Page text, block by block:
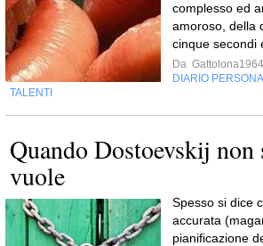
complesso ed
amoroso, della
cinque secondi
Da Gattolona1964
DIARIO
TALENTI
Quando Dostoevskij non
vuole
Spesso si dice
accurata
pianificazione